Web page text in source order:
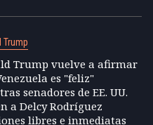
Trump
Trump vuelve a afirmar
es "feliz"
senadores de EE. UU.
a Delcy Rodríguez
libres e inmediatas